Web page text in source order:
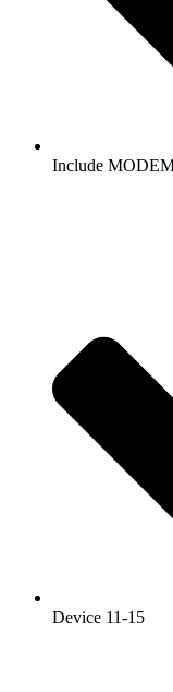
Include
Device 11-15